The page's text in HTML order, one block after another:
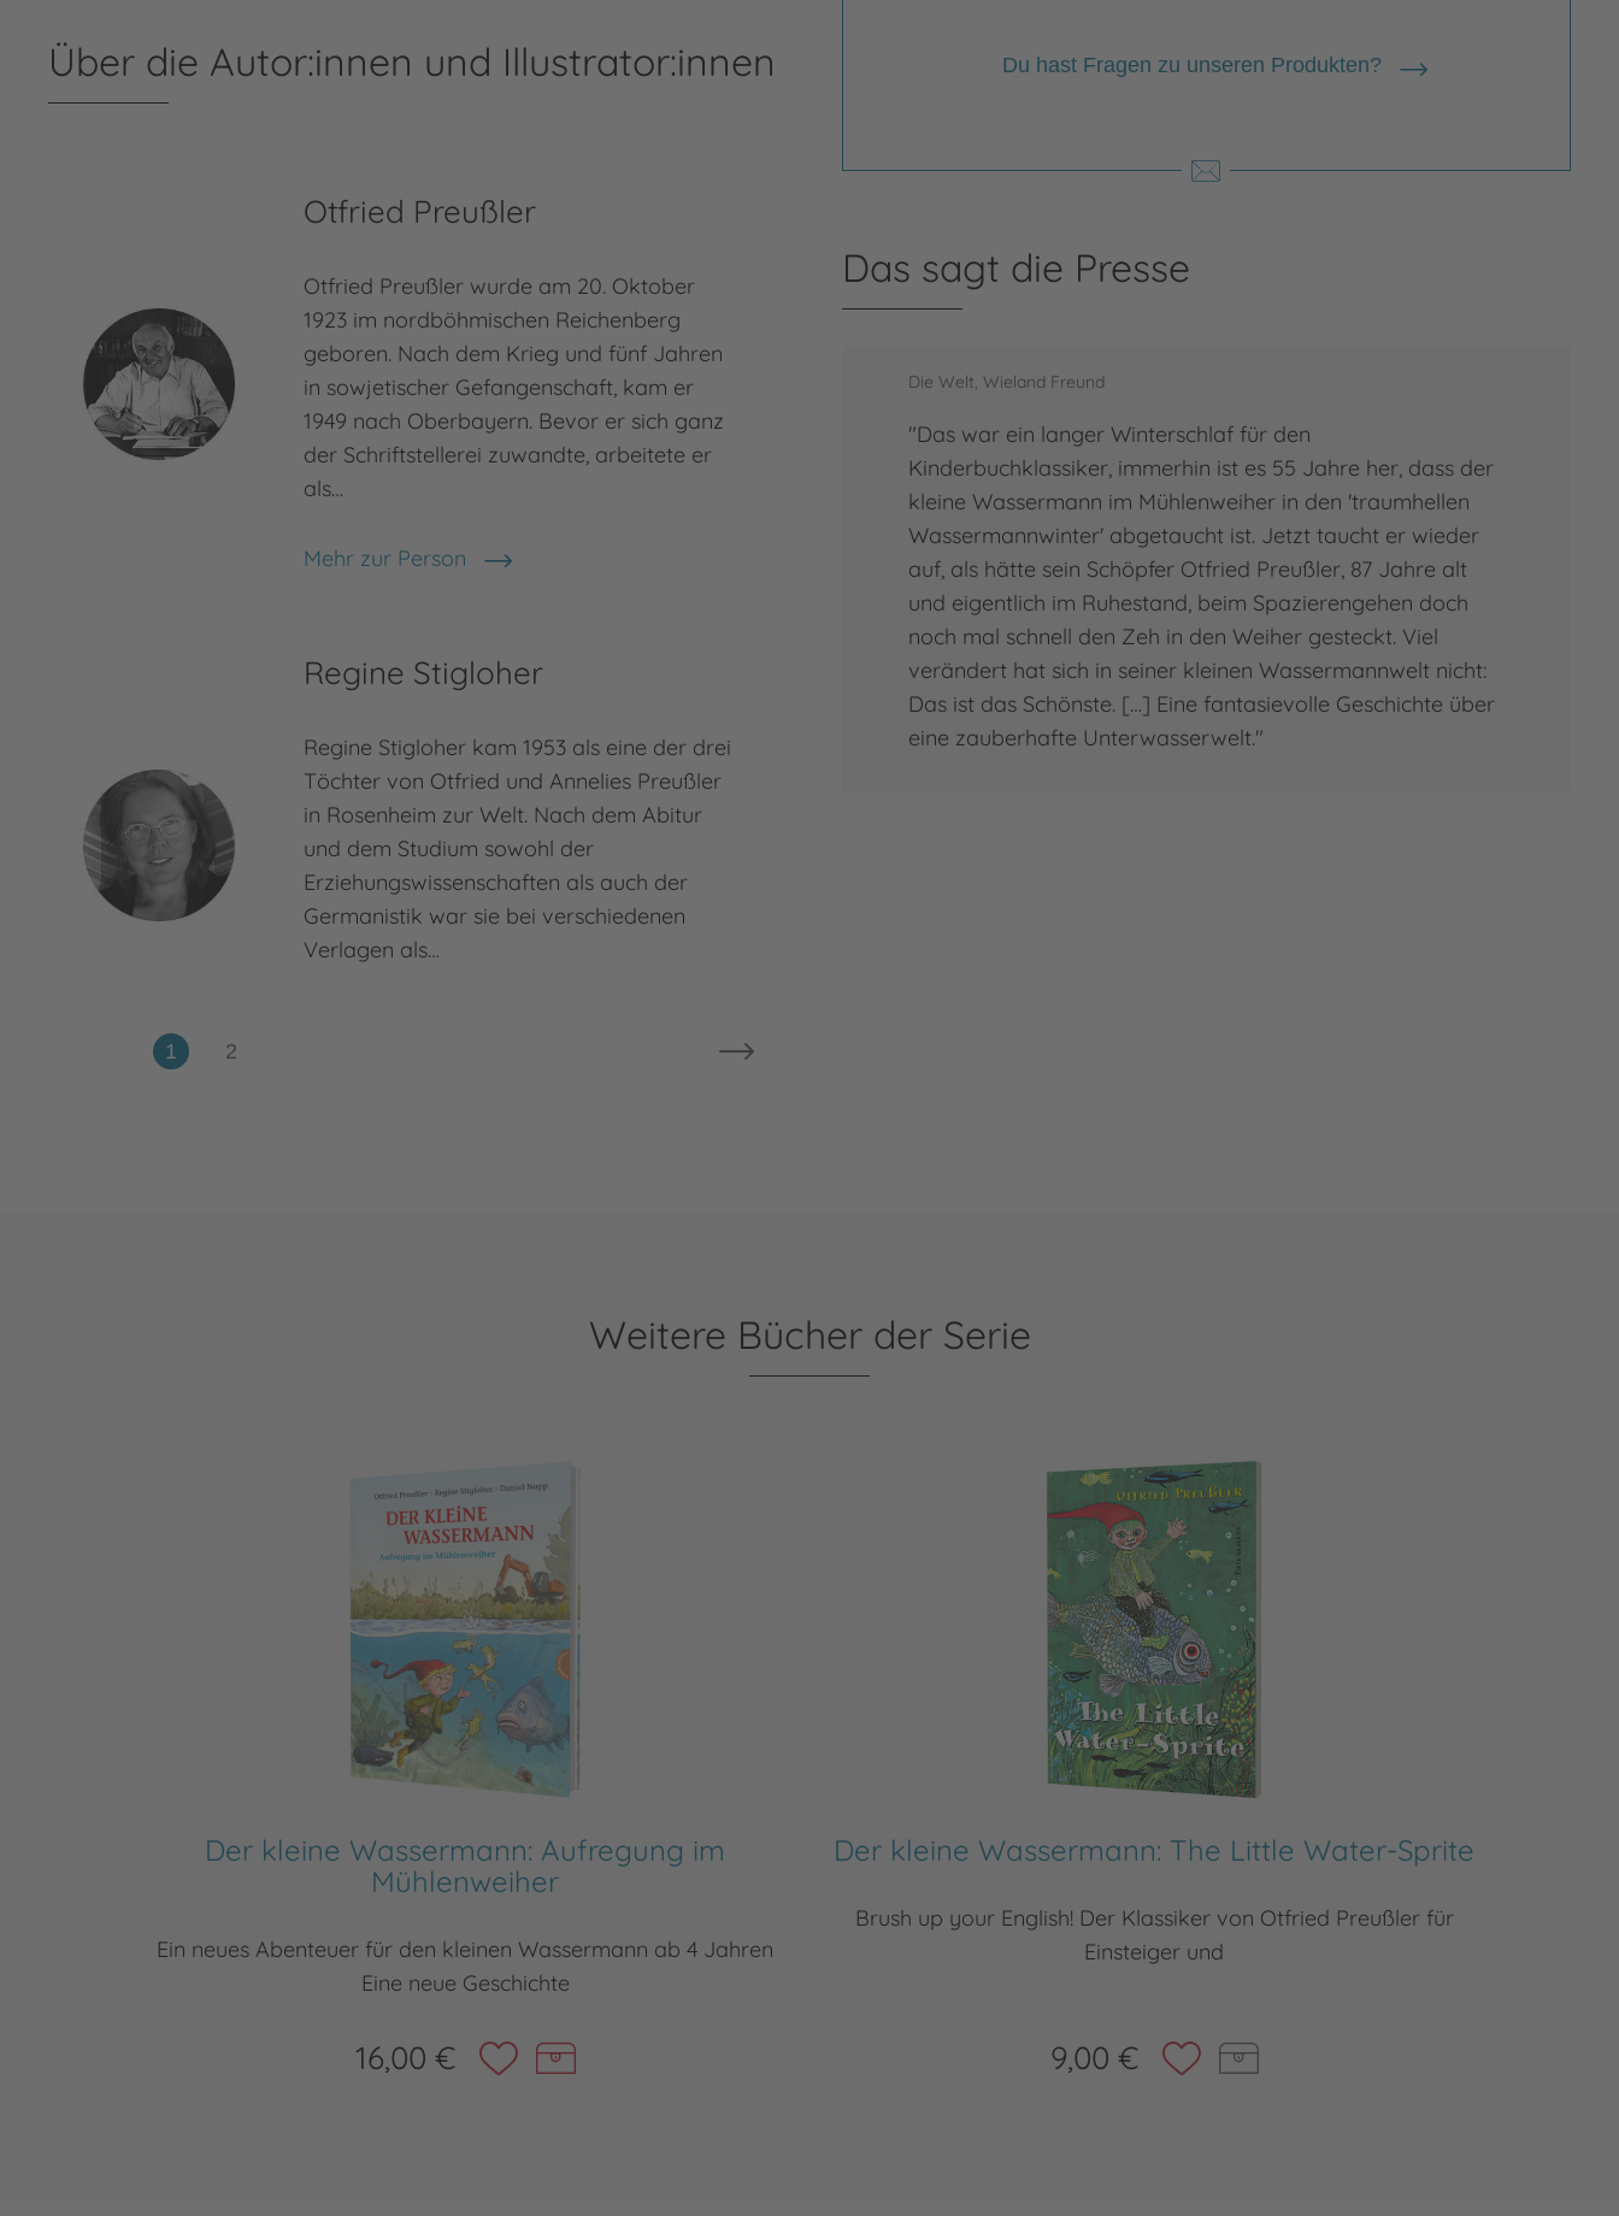
Du hast Fragen zu unseren Produkten?
Über die Autor:innen und Illustrator:innen
Otfried Preußler
Otfried Preußler wurde am 20. Oktober
1923 im nordböhmischen Reichenberg
geboren. Nach dem Krieg und fünf Jahren
in sowjetischer Gefangenschaft, kam er
1949 nach Oberbayern. Bevor er sich ganz
der Schriftstellerei zuwandte, arbeitete er
als…
Mehr zur Person
Otfried Preußler
Regine Stigloher
Regine Stigloher kam 1953 als eine der drei
Töchter von Otfried und Annelies Preußler
in Rosenheim zur Welt. Nach dem Abitur
und dem Studium sowohl der
Erziehungswissenschaften als auch der
Germanistik war sie bei verschiedenen
Verlagen als…
Daniel Napp, 1974 geboren, studierte in
ausgezeichnet. Er arbeitet als freier
Illustrator in einer Ateliergemeinschaft in
Münster und hat bereits zahlreiche Bilder-
Mehr zur Person
Daniel Napp
Das sagt die Presse
Die Welt, Wieland Freund
"Das war ein langer Winterschlaf für den
Kinderbuchklassiker, immerhin ist es 55 Jahre her, dass der
kleine Wassermann im Mühlenweiher in den 'traumhellen
Wassermannwinter' abgetaucht ist. Jetzt taucht er wieder
auf, als hätte sein Schöpfer Otfried Preußler, 87 Jahre alt
und eigentlich im Ruhestand, beim Spazierengehen doch
noch mal schnell den Zeh in den Weiher gesteckt. Viel
verändert hat sich in seiner kleinen Wassermannwelt nicht:
Das ist das Schönste. […] Eine fantasievolle Geschichte über
eine zauberhafte Unterwasserwelt."
Weitere Bücher der Serie
Der kleine Wassermann: Aufregung im
Mühlenweiher
Ein neues Abenteuer für den kleinen Wassermann ab 4 Jahren
Eine neue Geschichte
16,00 €
Der kleine Wassermann: The Little Water-Sprite
Brush up your English! Der Klassiker von Otfried Preußler für
Einsteiger und
9,00 €